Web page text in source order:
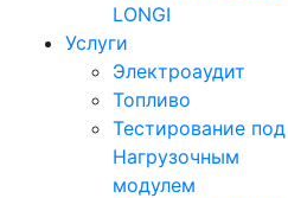
LONGI
Услуги
Электроаудит
Топливо
Тестирование под
Нагрузочным
модулем